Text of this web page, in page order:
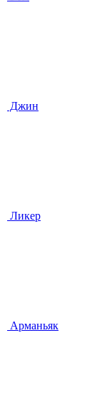
Джин
Ликер
Арманьяк